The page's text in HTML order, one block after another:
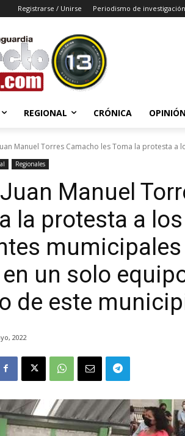
Registrarse / Unirse Periodismo de investigación
REGIONAL CRÓNICA OPINIÓN
Manuel Torres Camacho les Toma la protesta a
Regionales
Manuel
la protesta a
un solo
de este
2022